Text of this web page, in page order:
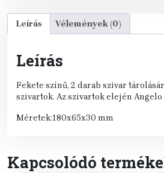
Leírás Vélemények (0)
Leírás
Fekete színű, 2 darab szivar
szivartok. Az szivartok elején
Méretek:180x65x30 mm
Kapcsolódó